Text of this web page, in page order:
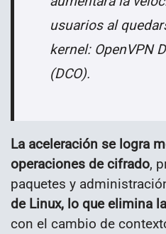
usuarios al
kernel: OpenVPN
(DCO).
La aceleración se logra
operaciones de cifrado,
paquetes y
de Linux, lo que elimina
con el cambio de